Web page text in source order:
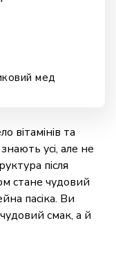
мед
вітамінів та
усі, але не
після
стане чудовий
пасіка. Ви
смак, а й